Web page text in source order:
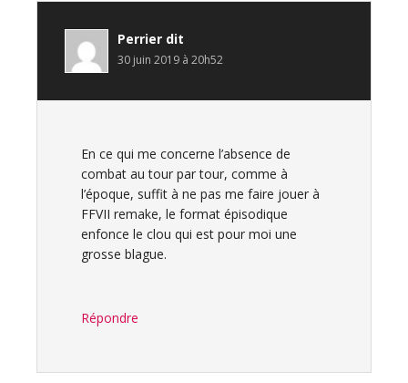
Perrier dit
30 juin 2019 à 20h52
En ce qui me concerne l’absence de
combat au tour par tour, comme à
l’époque, suffit à ne pas me faire jouer à
FFVII remake, le format épisodique
enfonce le clou qui est pour moi une
grosse blague.
Répondre